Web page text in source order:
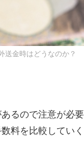
送金時はどうなのか？
るので注意が必
料を比較していく